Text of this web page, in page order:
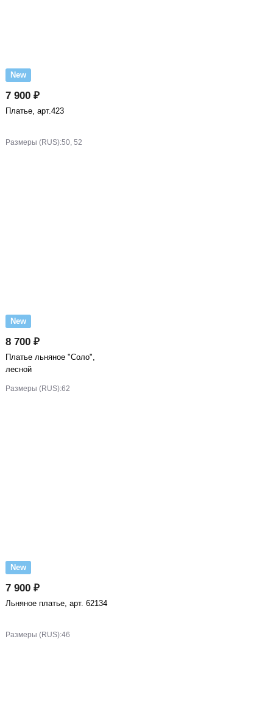
New
7 900 ₽
Платье, арт.423
Размеры (RUS):50, 52
New
8 700 ₽
Платье льняное "Соло",
лесной
Размеры (RUS):62
New
7 900 ₽
Льняное платье, арт. 62134
Размеры (RUS):46